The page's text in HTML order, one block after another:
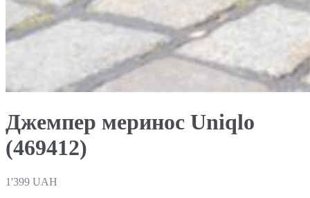
Джемпер меринос Uniqlo
(469412)
1'399 UAH